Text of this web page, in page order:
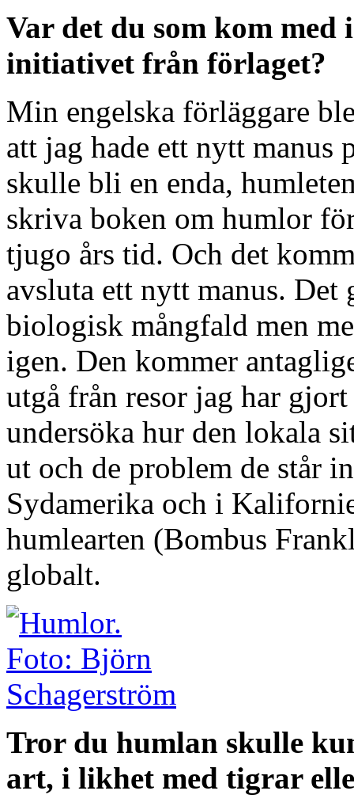
Var det du som kom
initiativet från förlaget?
Min engelska förläggare
att jag hade ett nytt manus
skulle bli en enda,
skriva boken om humlor
tjugo års tid. Och det
avsluta ett nytt manus.
biologisk mångfald men
igen. Den kommer
utgå från resor jag har
undersöka hur den lokala
ut och de problem de står
Sydamerika och i
humlearten (Bombus
globalt.
Tror du humlan skulle
art, i likhet med tigrar